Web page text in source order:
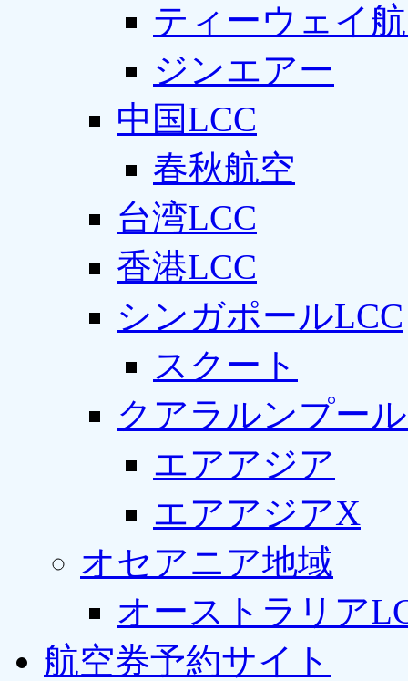
ティーウェイ
ジンエアー
中国LCC
春秋航空
台湾LCC
香港LCC
シンガポールLCC
スクート
クアラルンプー
エアアジア
エアアジアX
オセアニア地域
オーストラリア
航空券予約サイト